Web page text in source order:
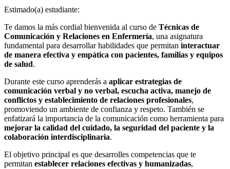
Estimado(a) estudiante:
Te damos la más cordial bienvenida al curso de Técnicas de
Comunicación y Relaciones en Enfermería, una asignatura
fundamental para desarrollar habilidades que permitan interactuar
de manera efectiva y empática con pacientes, familias y equipos
de salud.
Durante este curso aprenderás a aplicar estrategias de
comunicación verbal y no verbal, escucha activa, manejo de
conflictos y establecimiento de relaciones profesionales,
promoviendo un ambiente de confianza y respeto. También se
enfatizará la importancia de la comunicación como herramienta para
mejorar la calidad del cuidado, la seguridad del paciente y la
colaboración interdisciplinaria.
El objetivo principal es que desarrolles competencias que te
permitan establecer relaciones efectivas y humanizadas,